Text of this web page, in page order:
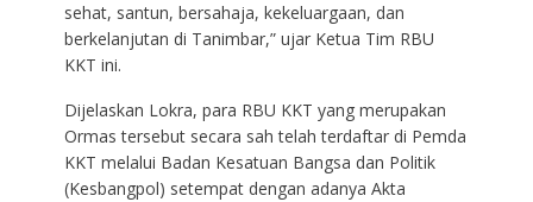
sehat, santun, bersahaja, kekeluargaan, dan
berkelanjutan di Tanimbar,” ujar Ketua Tim RBU
KKT ini.
Dijelaskan Lokra, para RBU KKT yang merupakan
Ormas tersebut secara sah telah terdaftar di Pemda
KKT melalui Badan Kesatuan Bangsa dan Politik
(Kesbangpol) setempat dengan adanya Akta